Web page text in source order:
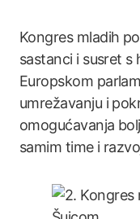
Kongres mladih
sastanci i susret
Europskom
umrežavanju i
omogućavanja
samim time i